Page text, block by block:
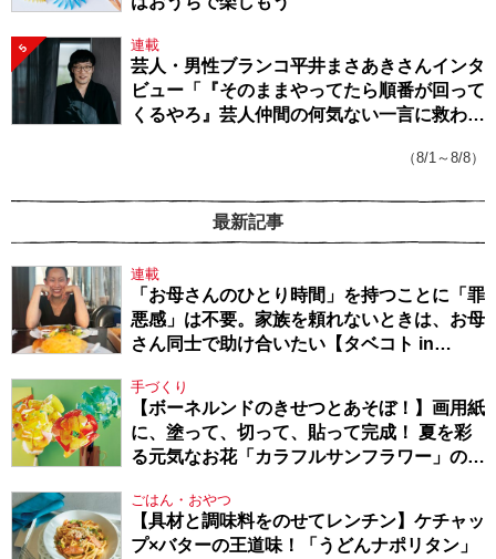
5 連載
芸人・男性ブランコ平井まさあきさんインタ
ビュー「『そのままやってたら順番が回って
くるやろ』芸人仲間の何気ない一言に救われ
（8/1～8/8）
最新記事
連載
「お母さんのひとり時間」を持つことに「罪
悪感」は不要。家族を頼れないときは、お母
さん同士で助け合いたい【タベコト in
手づくり
【ボーネルンドのきせつとあそぼ！】画用紙
に、塗って、切って、貼って完成！ 夏を彩
る元気なお花「カラフルサンフラワー」の作
ごはん・おやつ
【具材と調味料をのせてレンチン】ケチャッ
プ×バターの王道味！「うどんナポリタン」